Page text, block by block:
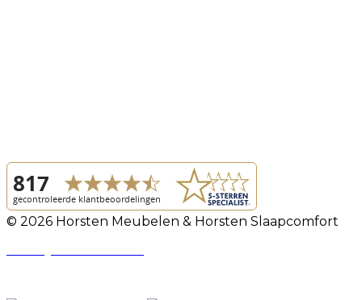
© 2026 Horsten Meubelen & Horsten Slaapcomfort